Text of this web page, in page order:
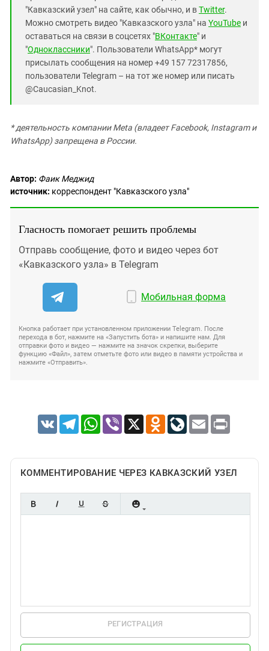
"Кавказский узел" на сайте, как обычно, и вTwitter.
Можно смотреть видео "Кавказского узла" на YouTube и
оставаться на связи в соцсетях "ВКонтакте" и
"Одноклассники". Пользователи WhatsApp* могут
присылать сообщения на номер +49 157 72317856,
пользователи Telegram – на тот же номер или писать
@Caucasian_Knot.
* деятельность компании Meta (владеет Facebook, Instagram и
WhatsApp) запрещена в России.
Автор: Фаик Меджид
источник: корреспондент "Кавказского узла"
Гласность помогает решить проблемы
Отправь сообщение, фото и видео через бот
«Кавказского узла» в Telegram
Мобильная форма
Кнопка работает при установленном приложении Telegram. После
перехода в бот, нажмите на «Запустить бота» и напишите нам. Для
отправки фото и видео — нажмите на значок скрепки, выберите
функцию «Файл», затем отметьте фото или видео в памяти устройства и
нажмите «Отправить».
VK TelegramWhatsApp
Viber X Odnoklassniki
LiveJournal
Email Print
КОММЕНТИРОВАНИЕ ЧЕРЕЗ КАВКАЗСКИЙ УЗЕЛ
РЕГИСТРАЦИЯ